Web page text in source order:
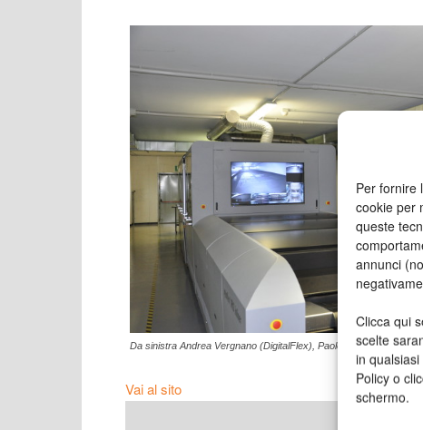
Per fornire
cookie per
queste
annunci
Clicca qui
scelte
in
Policy o
schermo.
Da sinistra Andrea Vergnano (DigitalFlex), Paolo Cornali
Vai al sito